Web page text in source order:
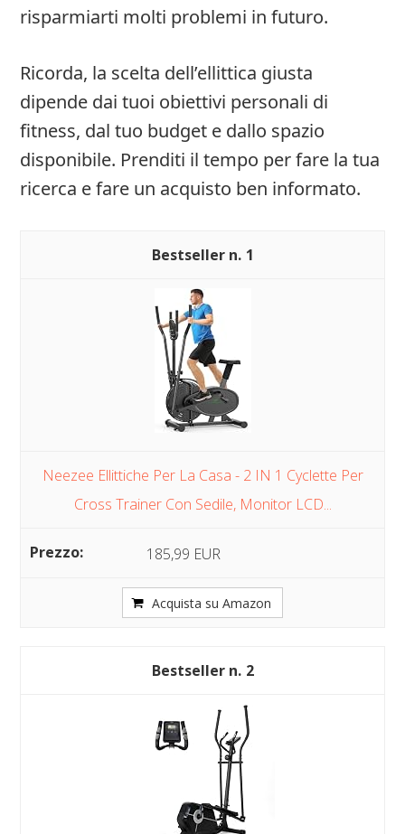
risparmiarti molti problemi in futuro.
Ricorda, la scelta dell’ellittica giusta
dipende dai tuoi obiettivi personali di
fitness, dal tuo budget e dallo spazio
disponibile. Prenditi il tempo per fare la tua
ricerca e fare un acquisto ben informato.
1
Neezee Ellittiche Per La Casa - 2 IN 1 Cyclette Per
Cross Trainer Con Sedile, Monitor LCD...
185,99 EUR
Acquista su Amazon
2